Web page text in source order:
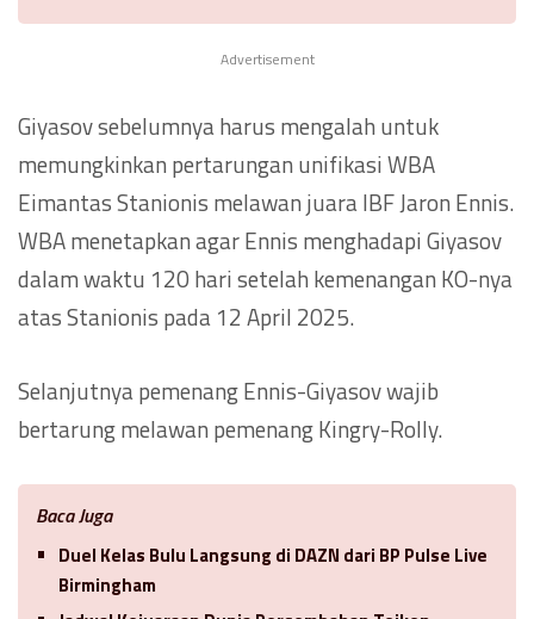
Advertisement
Giyasov sebelumnya harus mengalah untuk
memungkinkan pertarungan unifikasi WBA
Eimantas Stanionis melawan juara IBF Jaron Ennis.
WBA menetapkan agar Ennis menghadapi Giyasov
dalam waktu 120 hari setelah kemenangan KO-nya
atas Stanionis pada 12 April 2025.
Selanjutnya pemenang Ennis-Giyasov wajib
bertarung melawan pemenang Kingry-Rolly.
Baca Juga
Duel Kelas Bulu Langsung di DAZN dari BP Pulse Live
Birmingham